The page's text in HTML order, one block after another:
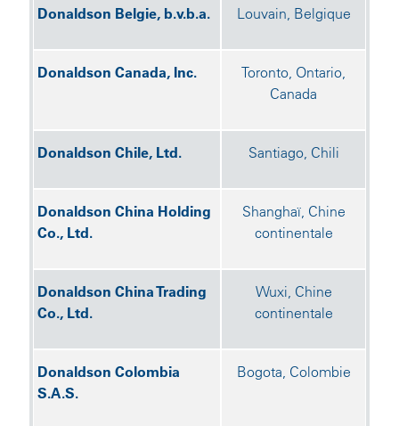
Donaldson Belgie, b.v.b.a. Louvain, Belgique
Donaldson Canada, Inc.
Toronto, Ontario,
Canada
Donaldson Chile, Ltd. Santiago, Chili
Donaldson China Holding
Co., Ltd.
Shanghaï, Chine
continentale
Donaldson China Trading
Co., Ltd.
Wuxi, Chine
continentale
Donaldson Colombia
S.A.S.
Bogota, Colombie